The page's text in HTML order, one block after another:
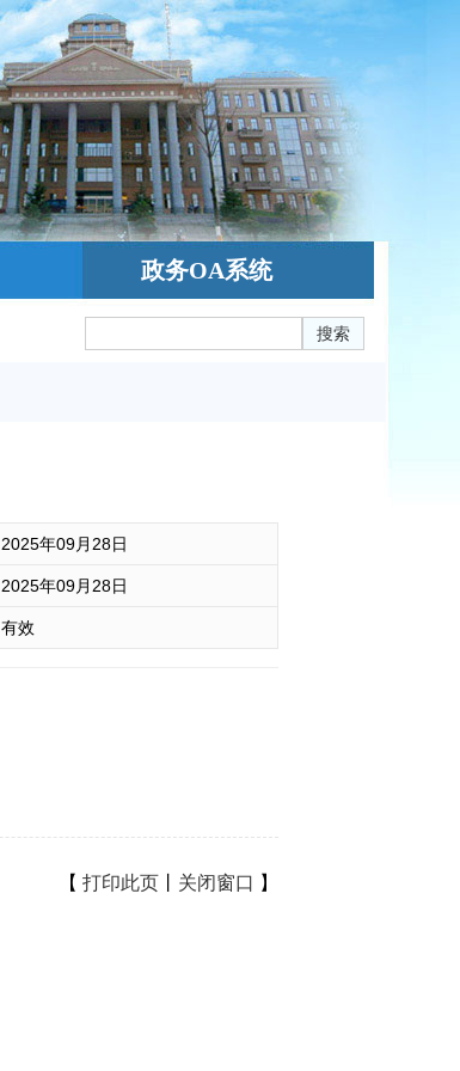
政务OA系统
搜索
2025年09月28日
2025年09月28日
有效
【 打印此页 关闭窗口 】